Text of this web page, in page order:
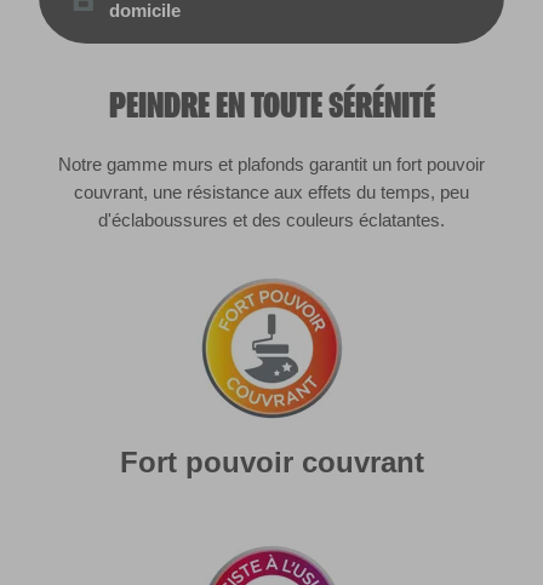
domicile
PEINDRE EN TOUTE SÉRÉNITÉ
Notre gamme murs et plafonds garantit un fort pouvoir
couvrant, une résistance aux effets du temps, peu
d'éclaboussures et des couleurs éclatantes.
Fort pouvoir couvrant